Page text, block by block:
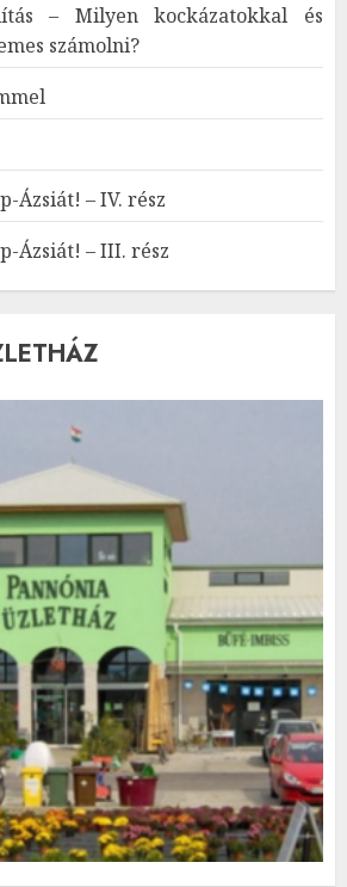
– Milyen kockázatokkal és
számolni?
Ázsiát! – IV. rész
Ázsiát! – III. rész